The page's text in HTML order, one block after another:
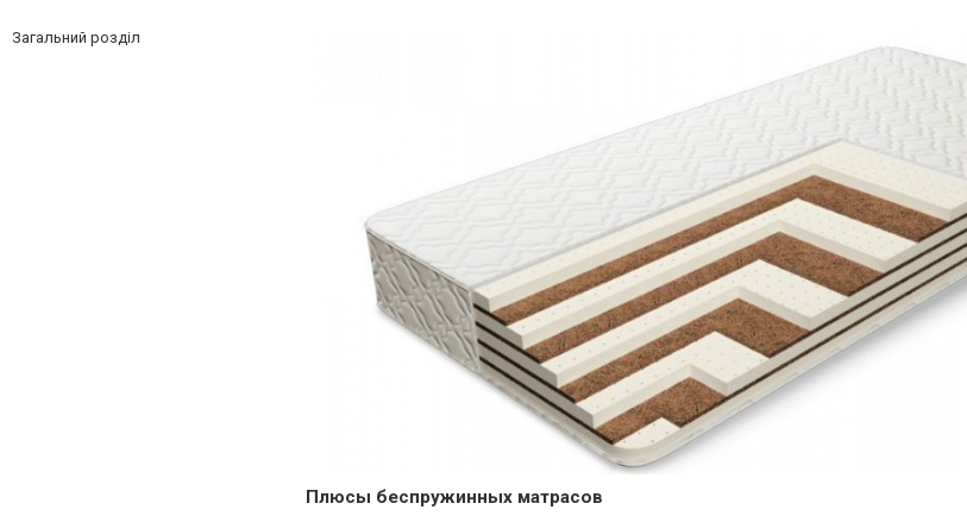
Загальний розділ
Плюсы беспружинных матрасов